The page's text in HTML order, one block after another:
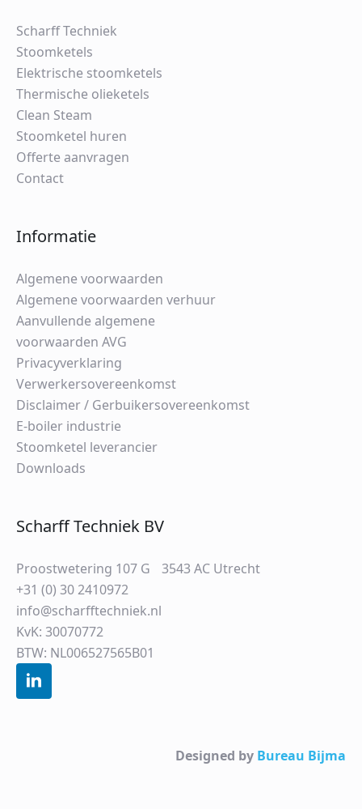
Scharff Techniek
Stoomketels
Elektrische stoomketels
Thermische olieketels
Clean Steam
Stoomketel huren
Offerte aanvragen
Contact
Informatie
Algemene voorwaarden
Algemene voorwaarden verhuur
Aanvullende algemene
voorwaarden AVG
Privacyverklaring
Verwerkersovereenkomst
Disclaimer / Gerbuikersovereenkomst
E-boiler industrie
Stoomketel leverancier
Downloads
Scharff Techniek BV
Proostwetering 107 G 3543 AC Utrecht
+31 (0) 30 2410972
info@scharfftechniek.nl
KvK: 30070772
BTW: NL006527565B01
Designed by Bureau Bijma